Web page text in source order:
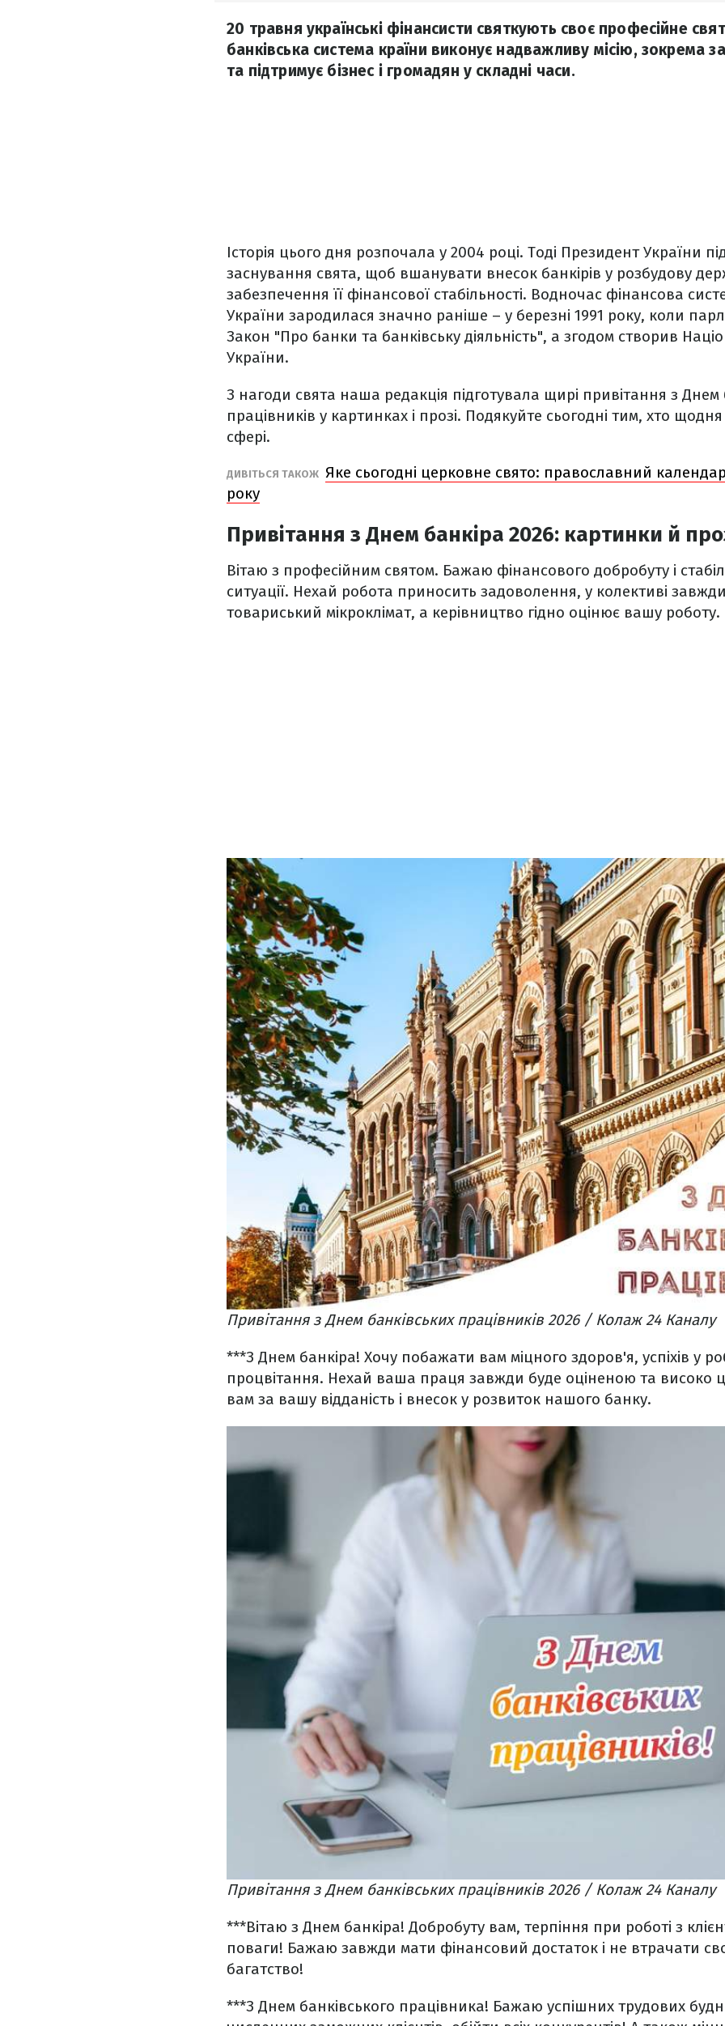
20 травня українські фінансисти святкують своє професійне
банківська система країни виконує надважливу місію, зокрема
та підтримує бізнес і громадян у складні часи.
Історія цього дня розпочала у 2004 році. Тоді Президент України
заснування свята, щоб вшанувати внесок банкірів у розбудову
забезпечення її фінансової стабільності. Водночас фінансова
України зародилася значно раніше – у березні 1991 року, коли
Закон "Про банки та банківську діяльність", а згодом створив
України.
З нагоди свята наша редакція підготувала щирі привітання з Днем
працівників у картинках і прозі. Подякуйте сьогодні тим, хто
сфері.
ДИВІТЬСЯ ТАКОЖ Яке сьогодні церковне свято: православний
року
Привітання з Днем банкіра 2026: картинки й
Вітаю з професійним святом. Бажаю фінансового добробуту і
ситуації. Нехай робота приносить задоволення, у колективі
товариський мікроклімат, а керівництво гідно оцінює вашу роботу.
Привітання з Днем банківських працівників 2026 / Колаж 24 Каналу
***З Днем банкіра! Хочу побажати вам міцного здоров'я, успіхів у
процвітання. Нехай ваша праця завжди буде оціненою та високо
вам за вашу відданість і внесок у розвиток нашого банку.
Привітання з Днем банківських працівників 2026 / Колаж 24 Каналу
***Вітаю з Днем банкіра! Добробуту вам, терпіння при роботі з
поваги! Бажаю завжди мати фінансовий достаток і не втрачати
багатство!
***З Днем банківського працівника! Бажаю успішних трудових